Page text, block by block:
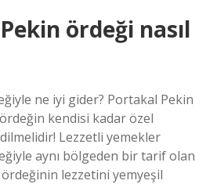
ördeği nasıl
ne iyi gider? Portakal Pekin
kendisi kadar özel
Lezzetli yemekler
aynı bölgeden bir tarif olan
lezzetini yemyeşil